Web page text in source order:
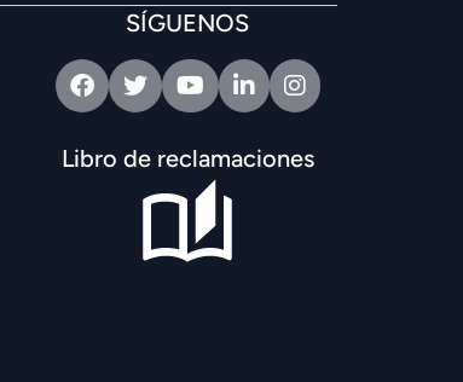
SÍGUENOS
FacebookTwitterYoutubeLinkedinIntagram
Libro de reclamaciones